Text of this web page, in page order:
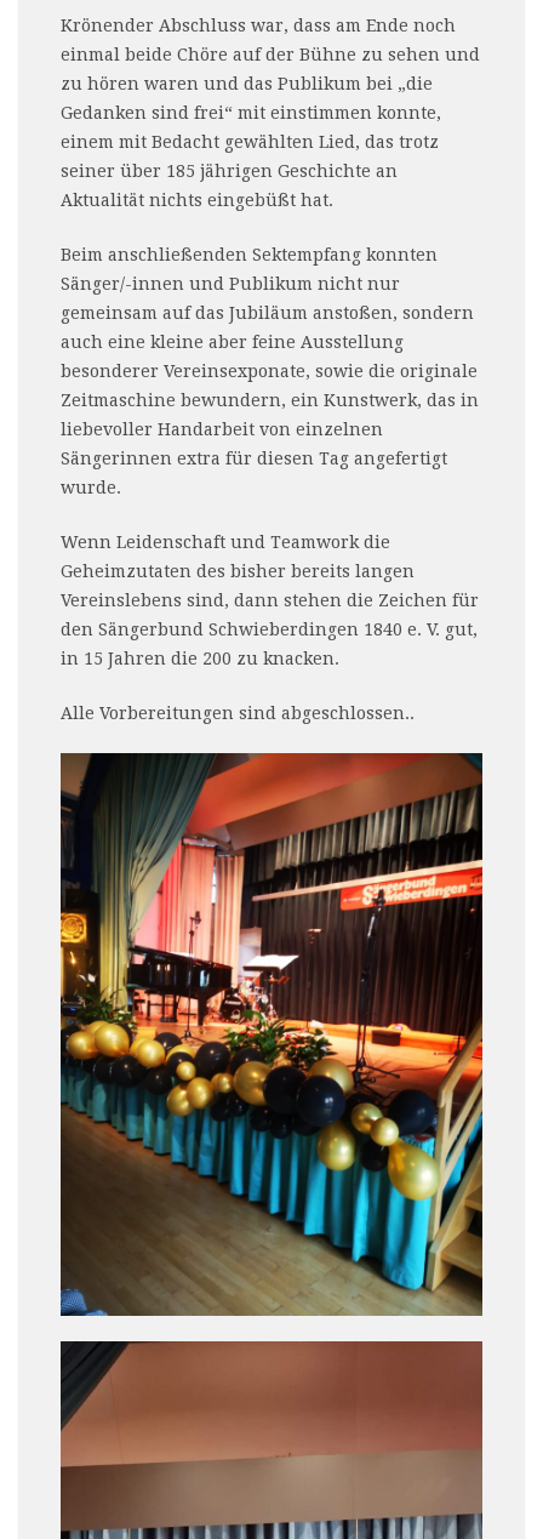
Krönender Abschluss war, dass am Ende noch
einmal beide Chöre auf der Bühne zu sehen und
zu hören waren und das Publikum bei „die
Gedanken sind frei“ mit einstimmen konnte,
einem mit Bedacht gewählten Lied, das trotz
seiner über 185 jährigen Geschichte an
Aktualität nichts eingebüßt hat.
Beim anschließenden Sektempfang konnten
Sänger/-innen und Publikum nicht nur
gemeinsam auf das Jubiläum anstoßen, sondern
auch eine kleine aber feine Ausstellung
besonderer Vereinsexponate, sowie die originale
Zeitmaschine bewundern, ein Kunstwerk, das in
liebevoller Handarbeit von einzelnen
Sängerinnen extra für diesen Tag angefertigt
wurde.
Wenn Leidenschaft und Teamwork die
Geheimzutaten des bisher bereits langen
Vereinslebens sind, dann stehen die Zeichen für
den Sängerbund Schwieberdingen 1840 e. V. gut,
in 15 Jahren die 200 zu knacken.
Alle Vorbereitungen sind abgeschlossen..